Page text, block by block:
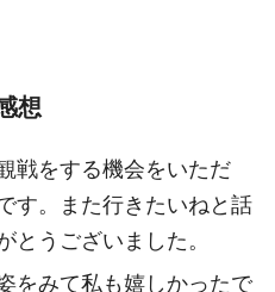
想
戦をする機会をいただ
す。また行きたいねと話
とうございました。
をみて私も嬉しかったで